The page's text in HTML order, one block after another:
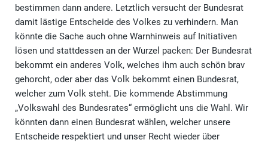
bestimmen dann andere. Letztlich versucht der Bundesrat
damit lästige Entscheide des Volkes zu verhindern. Man
könnte die Sache auch ohne Warnhinweis auf Initiativen
lösen und stattdessen an der Wurzel packen: Der Bundesrat
bekommt ein anderes Volk, welches ihm auch schön brav
gehorcht, oder aber das Volk bekommt einen Bundesrat,
welcher zum Volk steht. Die kommende Abstimmung
„Volkswahl des Bundesrates“ ermöglicht uns die Wahl. Wir
könnten dann einen Bundesrat wählen, welcher unsere
Entscheide respektiert und unser Recht wieder über